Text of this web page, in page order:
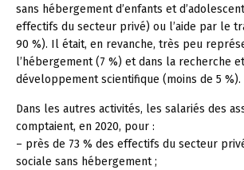
sans hébergement d’enfants et
effectifs du secteur privé) ou l’aide par le
90 %). Il était, en revanche, très peu
l’hébergement (7 %) et dans la recherche
développement scientifique (moins de 5 %).
Dans les autres activités, les salariés des
comptaient, en 2020, pour :
– près de 73 % des effectifs du secteur
sociale sans hébergement ;